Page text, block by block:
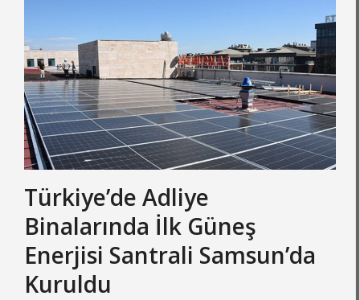
Türkiye’de Adliye
Binalarında İlk Güneş
Enerjisi Santrali Samsun’da
Kuruldu